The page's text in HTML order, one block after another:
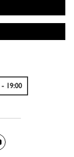
- 19:00